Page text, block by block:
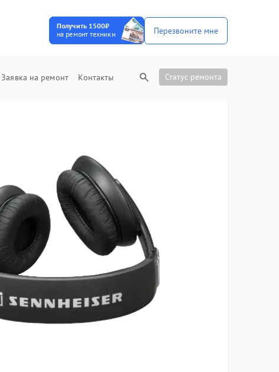
Получить 1500₽
на ремонт техники
Перезвоните мне
Заявка на ремонт Контакты Статус ремонта